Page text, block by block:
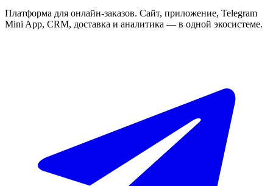
Платформа для онлайн-заказов. Сайт, приложение, Telegram
Mini App, CRM, доставка и аналитика — в одной экосистеме.